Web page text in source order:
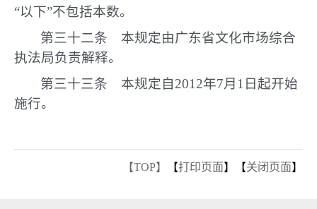
“以下”不包括本数。
第三十二条 本规定由广东省文化市场综合
执法局负责解释。
第三十三条 本规定自2012年7月1日起开始
施行。
【TOP】 【打印页面】【关闭页面】